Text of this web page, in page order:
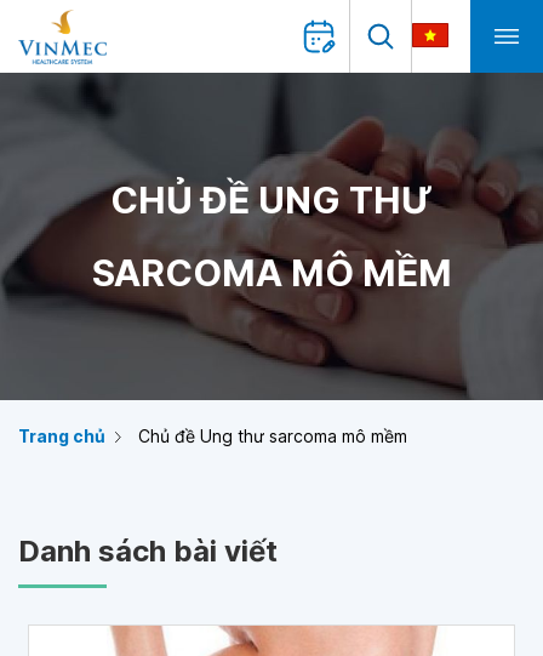
CHỦ ĐỀ UNG THƯ
SARCOMA MÔ MỀM
Trang chủ Chủ đề Ung thư sarcoma mô mềm
Danh sách bài viết